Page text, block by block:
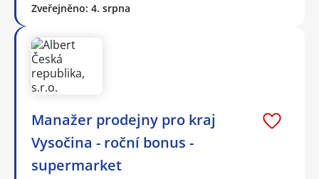
Zveřejněno: 4. srpna
Manažer prodejny pro kraj
Vysočina - roční bonus -
supermarket